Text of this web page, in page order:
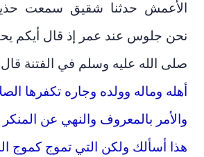
‏الأعمش ‏ ‏حدثنا ‏ ‏شقيق ‏ ‏سمعت
نحن جلوس عند ‏عمر ‏إذ قال أيكم
‏صلى الله عليه وسلم ‏‏في الفتنة قال ‏‏
أهله وماله وولده وجاره تكفرها
والأمر بالمعروف والنهي عن
هذا أسألك ولكن التي تموج كموج